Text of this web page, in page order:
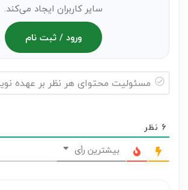
سایر کاربران ایجاد می‌کند.
ورود / ثبت نام
هر
نظر
بر
6 نظر
بیشترین رأی